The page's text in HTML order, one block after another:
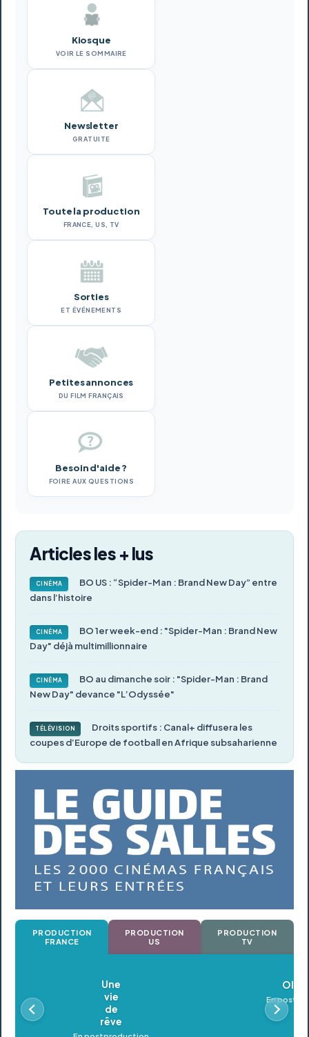
Kiosque
VOIR LE SOMMAIRE
Newsletter
GRATUITE
Toute la production
FRANCE, US, TV
Sorties
ET ÉVÉNEMENTS
Petites annonces
DU FILM FRANÇAIS
Besoin d'aide ?
FOIRE AUX QUESTIONS
Articles les + lus
CINÉMA
BO US : “Spider-Man : Brand New Day” entre
dans l’histoire
CINÉMA
BO 1er week-end : "Spider-Man : Brand New
Day" déjà multimillionnaire
CINÉMA
BO au dimanche soir : "Spider-Man : Brand
New Day" devance "L’Odyssée"
TÉLÉVISION
Droits sportifs : Canal+ diffusera les
coupes d’Europe de football en Afrique subsaharienne
PRODUCTION
FRANCE
PRODUCTION
US
PRODUCTION
TV
Oldeupe
En postproduction